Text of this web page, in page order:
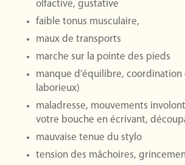
olfactive, gustative
faible tonus musculaire,
maux de transports
marche sur la pointe des pieds
manque d’équilibre,
laborieux)
maladresse, mouvements
votre bouche en écrivant,
mauvaise tenue du stylo
tension des mâchoires,